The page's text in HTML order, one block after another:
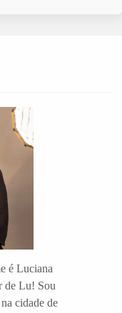
é Luciana
de Lu! Sou
cidade de